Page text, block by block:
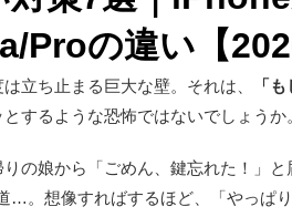
Proの違い【
立ち止まる巨大な壁。それは、
「
するような恐怖ではないでしょうか
の娘から「ごめん、鍵忘れた！」と
…。想像すればするほど、「やっぱ